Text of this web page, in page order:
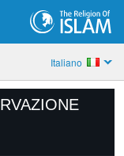
Italiano